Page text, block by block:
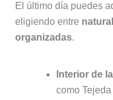
El último día puedes
eligiendo entre
organizadas.
Interior de
como